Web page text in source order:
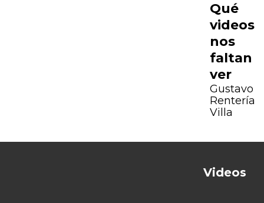
Qué
videos
nos
faltan
ver
Gustavo
Rentería
Villa
Videos